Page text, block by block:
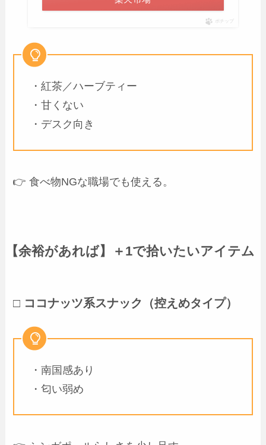
ポチップ
・紅茶／ハーブティー
・甘くない
・デスク向き
👉 食べ物NGな職場でも使える。
【余裕があれば】＋1で拾いたいアイテム
□ ココナッツ系スナック（控えめタイプ）
・南国感あり
・匂い弱め